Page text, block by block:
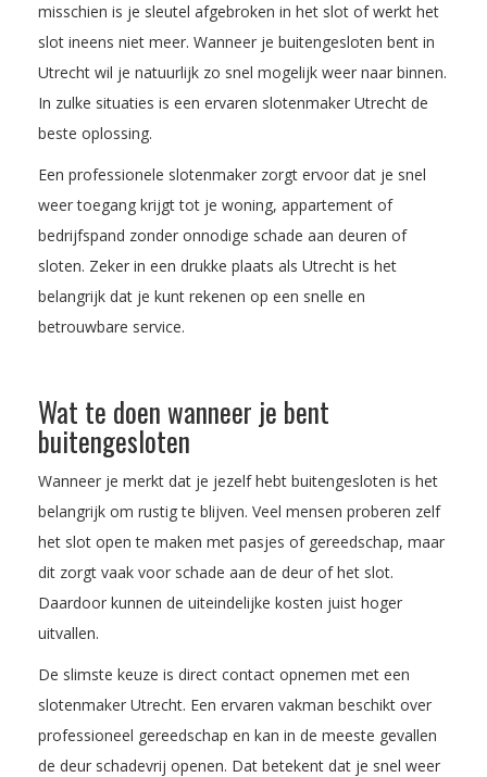
misschien is je sleutel afgebroken in het slot of werkt het
slot ineens niet meer. Wanneer je buitengesloten bent in
Utrecht wil je natuurlijk zo snel mogelijk weer naar binnen.
In zulke situaties is een ervaren slotenmaker Utrecht de
beste oplossing.
Een professionele slotenmaker zorgt ervoor dat je snel
weer toegang krijgt tot je woning, appartement of
bedrijfspand zonder onnodige schade aan deuren of
sloten. Zeker in een drukke plaats als Utrecht is het
belangrijk dat je kunt rekenen op een snelle en
betrouwbare service.
Wat te doen wanneer je bent
buitengesloten
Wanneer je merkt dat je jezelf hebt buitengesloten is het
belangrijk om rustig te blijven. Veel mensen proberen zelf
het slot open te maken met pasjes of gereedschap, maar
dit zorgt vaak voor schade aan de deur of het slot.
Daardoor kunnen de uiteindelijke kosten juist hoger
uitvallen.
De slimste keuze is direct contact opnemen met een
slotenmaker Utrecht. Een ervaren vakman beschikt over
professioneel gereedschap en kan in de meeste gevallen
de deur schadevrij openen. Dat betekent dat je snel weer